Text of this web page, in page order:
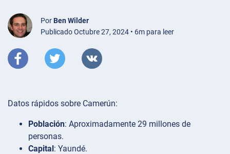
Por Ben Wilder
Publicado Octubre 27, 2024 • 6m para leer
Datos rápidos sobre Camerún:
Población: Aproximadamente 29 millones de
personas.
Capital: Yaundé.